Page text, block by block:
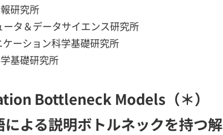
研究所
ータ＆データサイエンス研究所
ケーション科学基礎研究所
基礎研究所
Bottleneck Models（＊）
による説明ボトルネックを持つ